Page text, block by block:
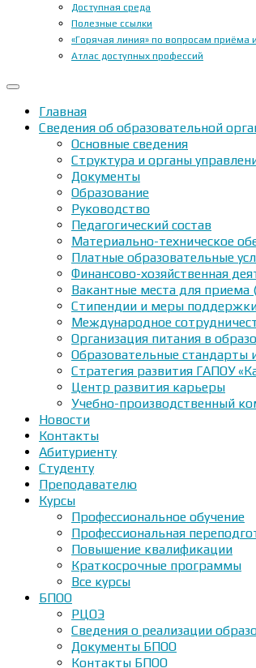
Доступная среда
Полезные ссылки
«Горячая линия» по вопросам приёма
Атлас доступных профессий
Главная
Сведения об образовательной
Основные сведения
Структура и органы
Документы
Образование
Руководство
Педагогический состав
Материально-техническое
Платные образовательные
Финансово-хозяйственная
Вакантные места для
Стипендии и меры
Международное
Организация питания в
Образовательные стандарты
Стратегия развития ГАПОУ
Центр развития карьеры
Учебно-производственный
Новости
Контакты
Абитуриенту
Студенту
Преподавателю
Курсы
Профессиональное обучение
Профессиональная
Повышение квалификации
Краткосрочные программы
Все курсы
БПОО
РЦОЭ
Сведения о реализации
Документы БПОО
Контакты БПОО